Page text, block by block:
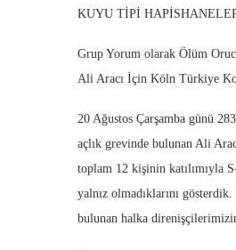
KUYU TİPİ
Grup Yorum olarak Ölüm
Ali Aracı İçin Köln Türkiye
20 Ağustos Çarşamba günü
açlık grevinde bulunan Ali
toplam 12 kişinin katılımıyla
yalnız olmadıklarını
bulunan halka